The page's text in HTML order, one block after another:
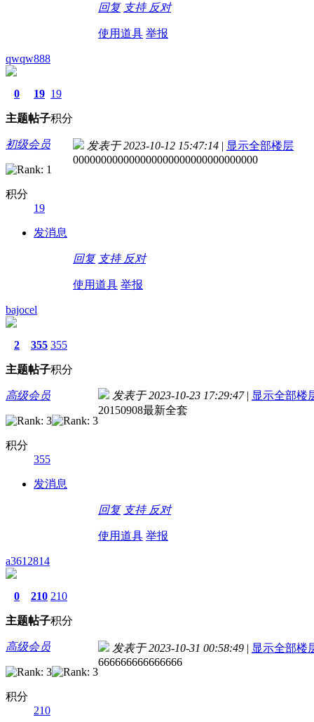
回复 支持 反对
使用道具 举报
qwqw888
0
主题
19
帖子
19
积分
初级会员
积分
19
发消息
发表于 2023-10-12 15:47:14 | 显示全部楼层
000000000000000000000000000000000
回复 支持 反对
使用道具 举报
bajocel
2
主题
355
帖子
355
积分
高级会员
积分
355
发消息
发表于 2023-10-23 17:29:47 | 显示全部楼
20150908最新全套
回复 支持 反对
使用道具 举报
a3612814
0
主题
210
帖子
210
积分
高级会员
积分
210
发表于 2023-10-31 00:58:49 | 显示全部楼
666666666666666